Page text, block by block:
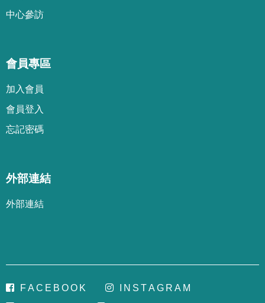
中心參訪
會員專區
加 入會 員
會 員登 入
忘記密碼
外部連結
外部連結
FA C E B OO K N S TA G R A M